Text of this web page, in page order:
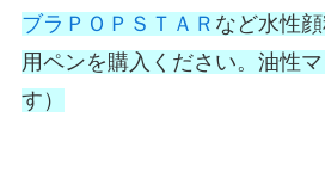
ブラＰＯＰＳＴＡＲ など水性
用ペンを購入ください。油性
す）